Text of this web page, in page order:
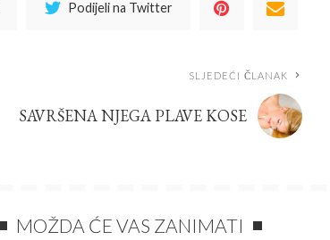
Podijeli na Twitter
SLJEDEĆI ČLANAK
SAVRŠENA NJEGA PLAVE KOSE
MOŽDA ĆE VAS ZANIMATI